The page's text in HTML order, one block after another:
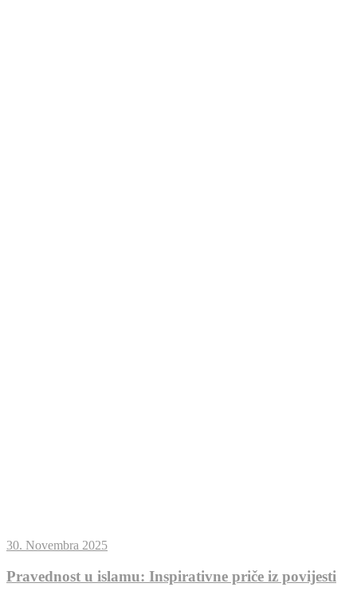
30. Novembra 2025
Pravednost u islamu: Inspirativne priče iz povijesti